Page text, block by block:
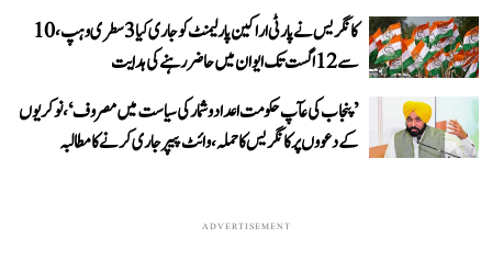
کانگریس نے پارٹی اراکین پارلیمنٹ کو جاری کیا 3 سطری وہپ، 10
سے 12 اگست تک ایوان میں حاضر رہنے کی ہدایت
’پنجاب کی عآپ حکومت اعداد و شمار کی سیاست میں مصروف‘، نوکریوں
کے دعووں پر کانگریس کا حملہ، وائٹ پیپر جاری کرنے کا مطالبہ
ADVERTISEMENT